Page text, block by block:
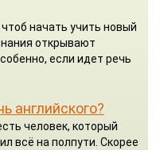
начать учить новый
открывают
если идет речь
английского?
человек, который
всё на полпути. Скорее